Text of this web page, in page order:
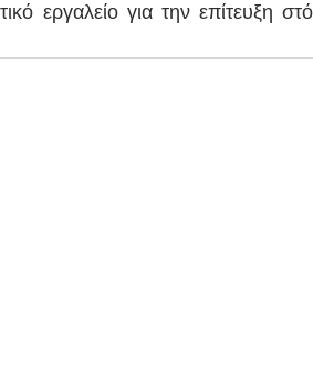
εργαλείο για την επίτευξη